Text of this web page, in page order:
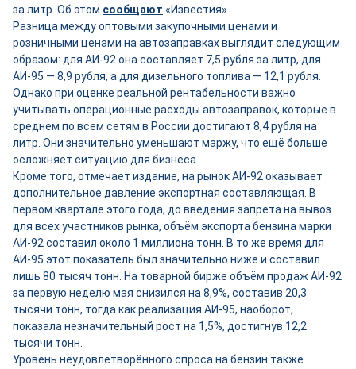
за литр. Об этом сообщают «Известия».
Разница между оптовыми закупочными ценами и
розничными ценами на автозаправках выглядит следующим
образом: для АИ-92 она составляет 7,5 рубля за литр, для
АИ-95 — 8,9 рубля, а для дизельного топлива — 12,1 рубля.
Однако при оценке реальной рентабельности важно
учитывать операционные расходы автозаправок, которые в
среднем по всем сетям в России достигают 8,4 рубля на
литр. Они значительно уменьшают маржу, что ещё больше
осложняет ситуацию для бизнеса.
Кроме того, отмечает издание, на рынок АИ-92 оказывает
дополнительное давление экспортная составляющая. В
первом квартале этого года, до введения запрета на вывоз
для всех участников рынка, объём экспорта бензина марки
АИ-92 составил около 1 миллиона тонн. В то же время для
АИ-95 этот показатель был значительно ниже и составил
лишь 80 тысяч тонн. На товарной бирже объём продаж АИ-92
за первую неделю мая снизился на 8,9%, составив 20,3
тысячи тонн, тогда как реализация АИ-95, наоборот,
показала незначительный рост на 1,5%, достигнув 12,2
тысячи тонн.
Уровень неудовлетворённого спроса на бензин также